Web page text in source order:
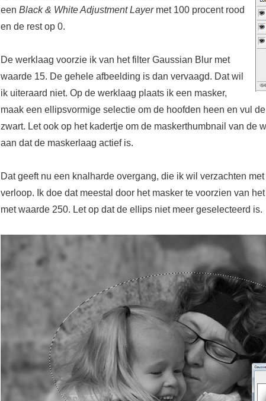
een Black & White Adjustment Layermet 100 procent rood
en de rest op 0.
De werklaag voorzie ik van het filter Gaussian Blur met
waarde 15. De gehele afbeelding is dan vervaagd. Dat wil
ik uiteraard niet. Op de werklaag plaats ik een masker,
maak een ellipsvormige selectie om de hoofden heen en vul
zwart. Let ook op het kadertje om de maskerthumbnail van de
aan dat de maskerlaag actief is.
Dat geeft nu een knalharde overgang, die ik wil verzachten
verloop. Ik doe dat meestal door het masker te voorzien van
met waarde 250. Let op dat de ellips niet meer geselecteerd is.